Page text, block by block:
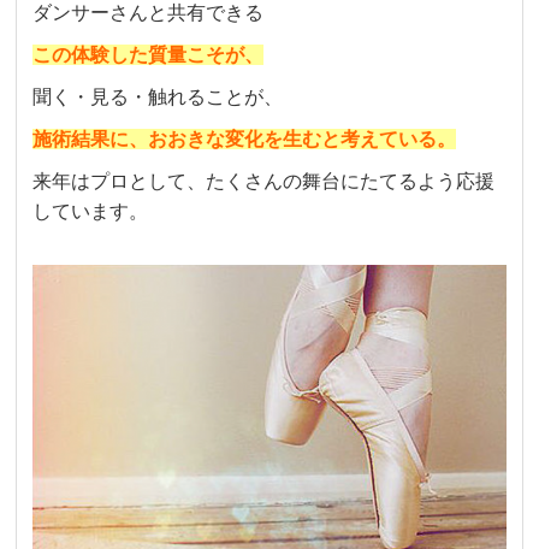
ダンサーさんと共有できる
この体験した質量こそが、
聞く・見る・触れることが、
施術結果に、おおきな変化を生むと考えている。
来年はプロとして、たくさんの舞台にたてるよう応援
しています。